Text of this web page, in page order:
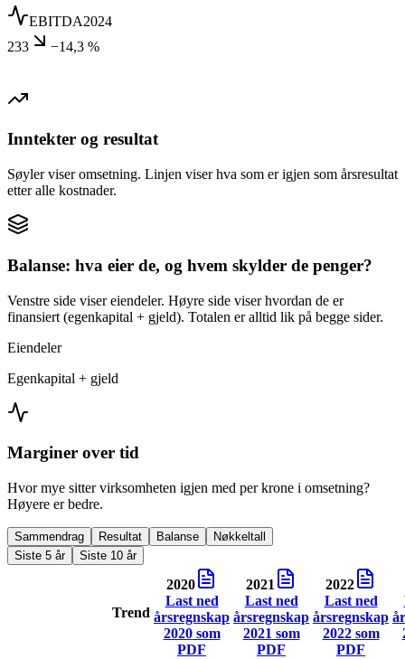
EBITDA2024
233
−14,3 %
Inntekter og resultat
Søyler viser omsetning. Linjen viser hva som er igjen som årsresultat
etter alle kostnader.
Balanse: hva eier de, og hvem skylder de penger?
Venstre side viser eiendeler. Høyre side viser hvordan de er
finansiert (egenkapital + gjeld). Totalen er alltid lik på begge sider.
Eiendeler
Egenkapital + gjeld
Marginer over tid
Hvor mye sitter virksomheten igjen med per krone i omsetning?
Høyere er bedre.
Sammendrag Resultat Balanse
Nøkkeltall
Siste 5 år
Siste 10 år
Trend
2020
Last ned
årsregnskap
2020som
PDF
2021
Last ned
årsregnskap
2021 som
PDF
2022
Last ned
årsregnskap
2022som
PDF